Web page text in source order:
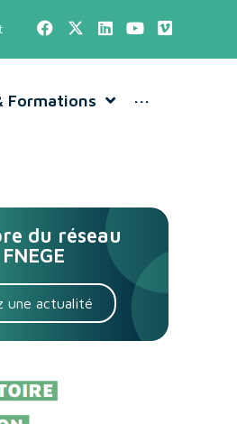
Formations ···
du réseau
FNEGE
une actualité